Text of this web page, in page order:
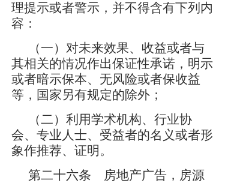
理提示或者警示，并不得含有下列内
容：
（一）对未来效果、收益或者与
其相关的情况作出保证性承诺，明示
或者暗示保本、无风险或者保收益
等，国家另有规定的除外；
（二）利用学术机构、行业协
会、专业人士、受益者的名义或者形
象作推荐、证明。
第二十六条 房地产广告，房源